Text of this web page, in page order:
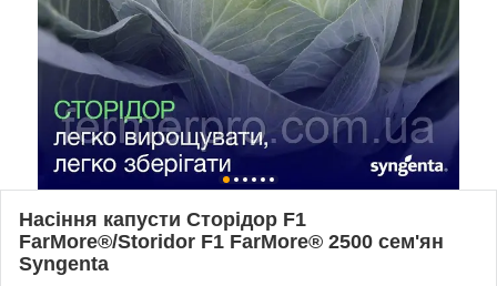
Насіння капусти Сторідор F1
FarMore®/Storidor F1 FarMore® 2500 cем'ян
Syngenta